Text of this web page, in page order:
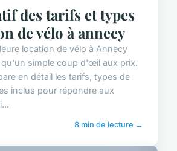
des tarifs et types
de vélo à annecy
location de vélo à Annecy
simple coup d'œil aux prix.
en détail les tarifs, types de
inclus pour répondre aux
8 min de lecture →